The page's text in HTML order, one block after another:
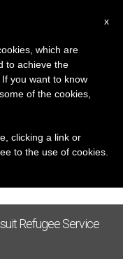
2015
Refugee Service
x
which are
to achieve the
you want to know
of the cookies,
clicking a link or
to the use of cookies.